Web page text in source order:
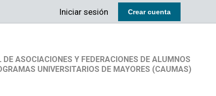
Iniciar sesión Crear cuenta
ASOCIACIONES Y FEDERACIONES DE ALUMNOS
UNIVERSITARIOS DE MAYORES (CAUMAS)